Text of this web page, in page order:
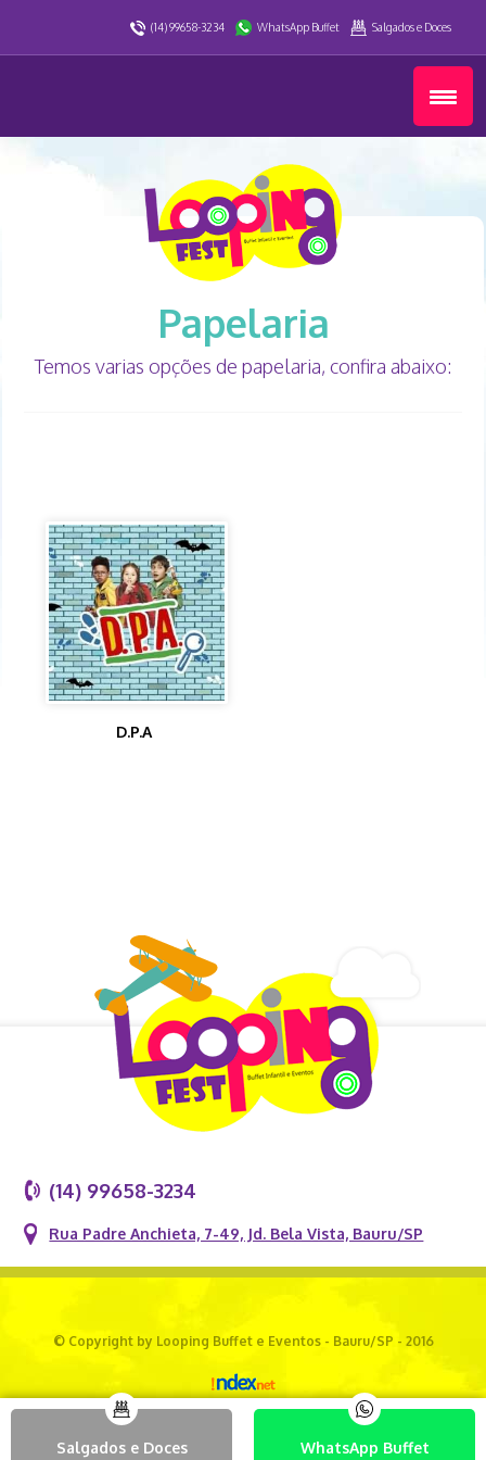
(14) 99658-3234 WhatsApp Buffet Salgados e Doces
Papelaria
Temos varias opções de papelaria, confira abaixo:
D.P.A
(14) 99658-3234
Rua Padre Anchieta, 7-49, Jd. Bela Vista, Bauru/SP
© Copyright by Looping Buffet e Eventos - Bauru/SP - 2016
Salgados e Doces WhatsApp Buffet